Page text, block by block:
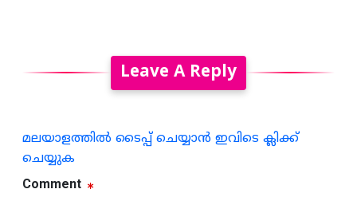
Leave A Reply
മലയാളത്തില്‍ ടൈപ്പ് ചെയ്യാന്‍ ഇവിടെ ക്ലിക്ക്
ചെയ്യുക
Comment